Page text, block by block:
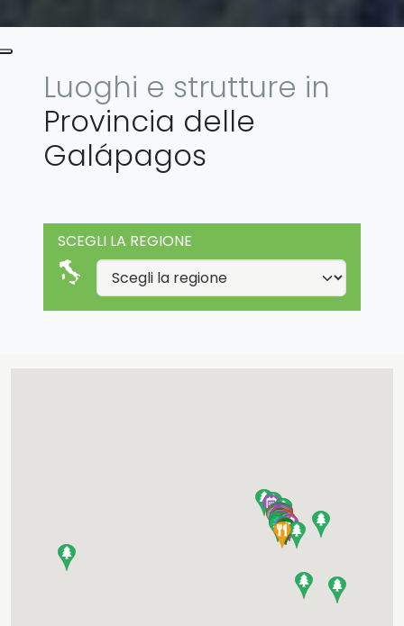
Luoghi e strutture in
Provincia delle
Galápagos
SCEGLI LA REGIONE